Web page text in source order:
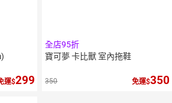
運 299
全店95折
寶可夢 卡比獸 室內拖鞋
350 免運 350